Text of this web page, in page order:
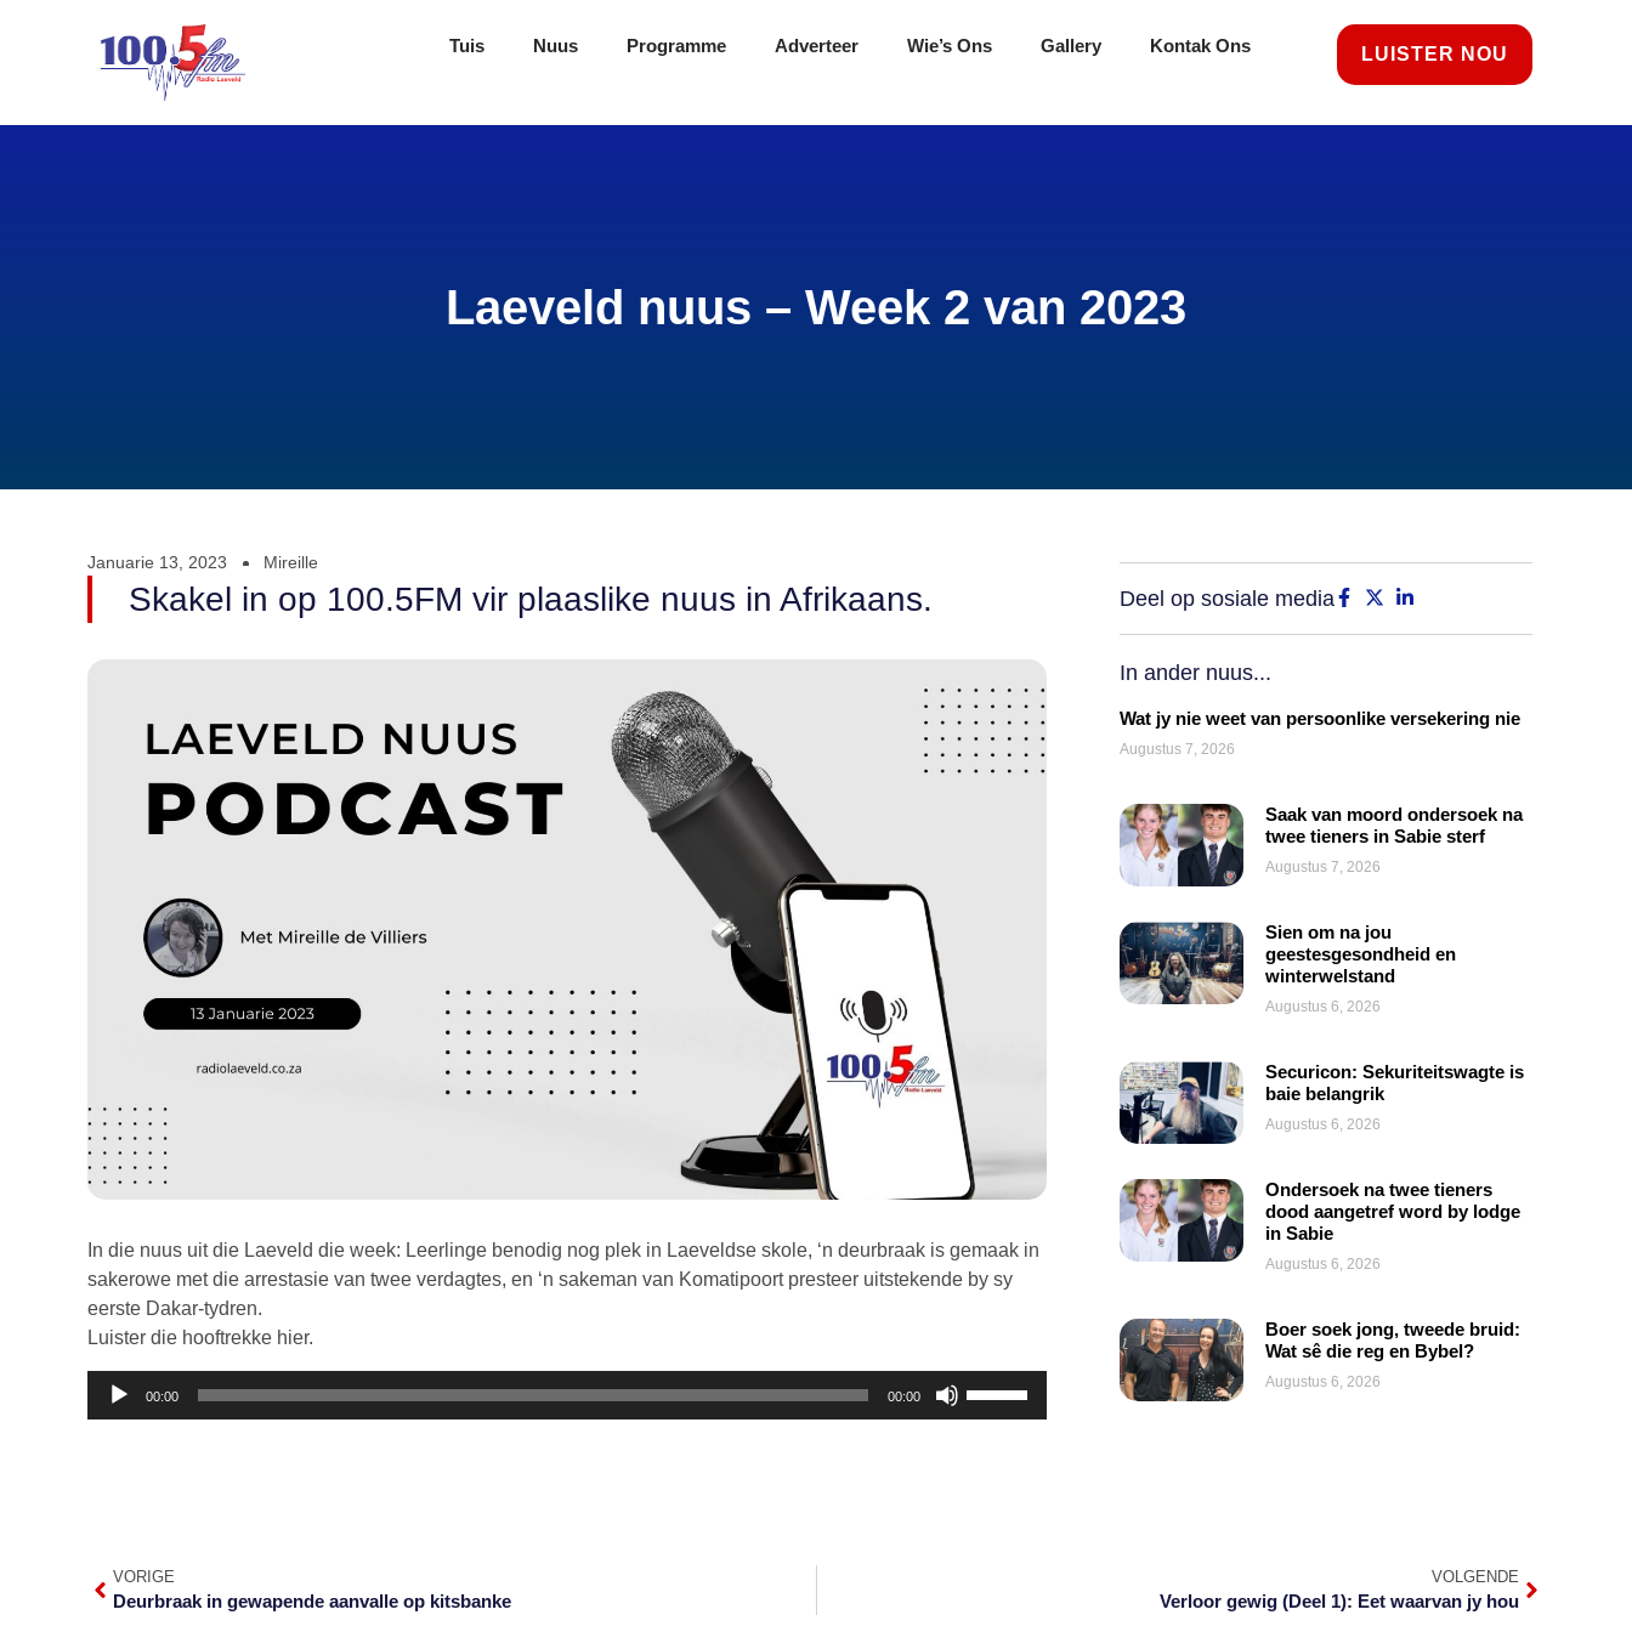
Tuis Nuus Programme Adverteer Wie’s Ons Gallery Kontak Ons LUISTER NOU
Laeveld nuus – Week 2 van 2023
Januarie 13, 2023 Mireille
Skakel in op 100.5FM vir plaaslike nuus in Afrikaans.
In die nuus uit die Laeveld die week: Leerlinge benodig nog plek in Laeveldse skole, ‘n deurbraak is gemaak in
sakerowe met die arrestasie van twee verdagtes, en ‘n sakeman van Komatipoort presteer uitstekende by sy
eerste Dakar-tydren.
Luister die hooftrekke hier.
Klankspeler
00:00 00:00
Deel op sosiale media
In ander nuus...
Wat jy nie weet van persoonlike versekering nie
Augustus 7, 2026
Saak van moord ondersoek na
twee tieners in Sabie sterf
Augustus 7, 2026
Sien om na jou
geestesgesondheid en
winterwelstand
Augustus 6, 2026
Securicon: Sekuriteitswagte is
baie belangrik
Augustus 6, 2026
Ondersoek na twee tieners
dood aangetref word by lodge
in Sabie
Augustus 6, 2026
Boer soek jong, tweede bruid:
Wat sê die reg en Bybel?
Augustus 6, 2026
VORIGE
Deurbraak in gewapende aanvalle op kitsbanke
VOLGENDE
Verloor gewig (Deel 1): Eet waarvan jy hou